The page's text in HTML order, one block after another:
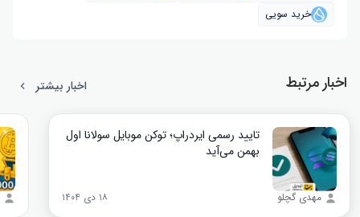
خرید سویی
اخبار مرتبط اخبار بیشتر
تایید رسمی ایردراپ؛ توکن موبایل سولانا اول
بهمن می‌آید
مهدی گچلو ۱۸ دی ۱۴۰۴